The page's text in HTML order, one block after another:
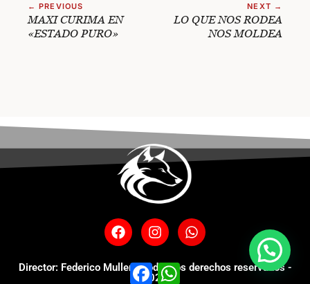
← PREVIOUS
MAXI CURIMA EN
«ESTADO PURO»
NEXT →
LO QUE NOS RODEA
NOS MOLDEA
Director: Federico Muller - Todos los derechos reservados -
2025
FacebookWhatsApp